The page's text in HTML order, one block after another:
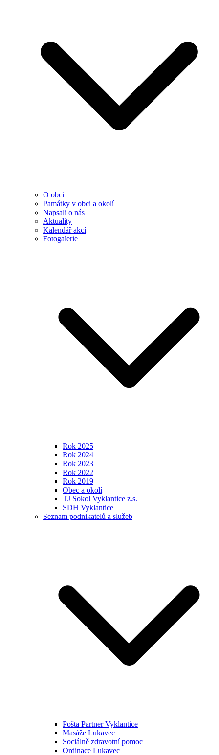
O obci
Památky v obci a okolí
Napsali o nás
Aktuality
Kalendář akcí
Fotogalerie
Rok 2025
Rok 2024
Rok 2023
Rok 2022
Rok 2019
Obec a okolí
TJ Sokol Vyklantice z.s.
SDH Vyklantice
Seznam podnikatelů a služeb
Pošta Partner Vyklantice
Masáže Lukavec
Sociálně zdravotní pomoc
Ordinace Lukavec